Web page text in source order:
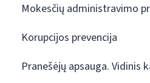
Mokesčių administravimo
Korupcijos prevencija
Pranešėjų apsauga. Vidinis